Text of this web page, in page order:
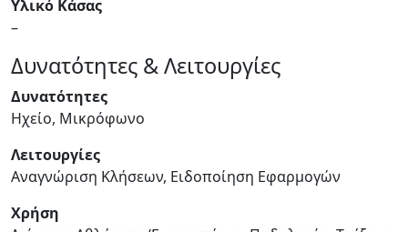
Υλικό Κάσας
–
Δυνατότητες & Λειτουργίες
Δυνατότητες
Ηχείο, Μικρόφωνο
Λειτουργίες
Αναγνώριση Κλήσεων, Ειδοποίηση Εφαρμογών
Χρήση